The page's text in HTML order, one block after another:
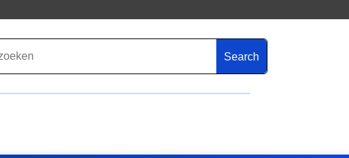
Search